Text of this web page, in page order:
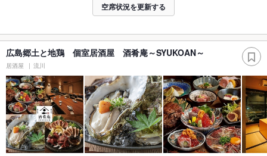
空席状況を更新する
広島郷土と地鶏 個室居酒屋 酒肴庵～SYUKOAN～
居酒屋 流川